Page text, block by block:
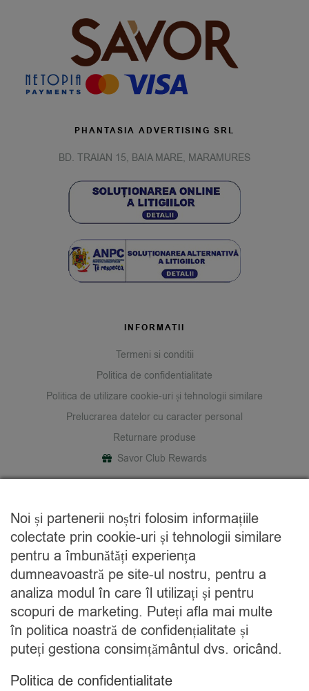
PHANTASIA ADVERTISING SRL
BD. TRAIAN 15, BAIA MARE, MARAMURES
INFORMATII
Termeni si conditii
Politica de confidentialitate
Politica de utilizare cookie-uri și tehnologii similare
Prelucrarea datelor cu caracter personal
Returnare produse
Savor Club Rewards
Cine suntem
Blog
Contact
CATEGORII
Condimente
Mixuri
Ceaiuri
Noi și partenerii noștri folosim informațiile
colectate prin cookie-uri și tehnologii similare
pentru a îmbunătăți experiența
dumneavoastră pe site-ul nostru, pentru a
analiza modul în care îl utilizați și pentru
scopuri de marketing. Puteți afla mai multe
în politica noastră de confidențialitate și
puteți gestiona consimțământul dvs. oricând.
Politica de confidentialitate